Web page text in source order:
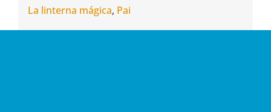
La linterna mágica, Pai